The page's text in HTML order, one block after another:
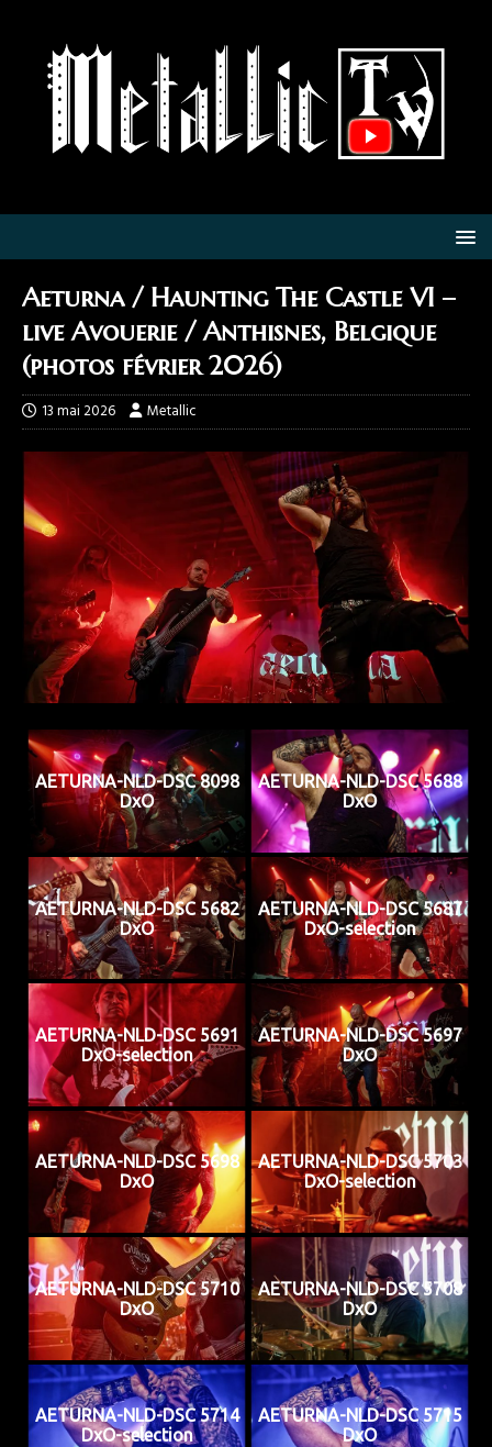
Aeturna / Haunting The Castle VI –
live Avouerie / Anthisnes, Belgique
(photos février 2026)
13 mai 2026 Metallic
AETURNA-NLD-DSC 8098
DxO
AETURNA-NLD-DSC 5688
DxO
AETURNA-NLD-DSC 5682
DxO
AETURNA-NLD-DSC 5687
DxO-selection
AETURNA-NLD-DSC 5691
DxO-selection
AETURNA-NLD-DSC 5697
DxO
AETURNA-NLD-DSC 5698
DxO
AETURNA-NLD-DSC 5703
DxO-selection
AETURNA-NLD-DSC 5710
DxO
AETURNA-NLD-DSC 5708
DxO
AETURNA-NLD-DSC 5714
DxO-selection
AETURNA-NLD-DSC 5715
DxO